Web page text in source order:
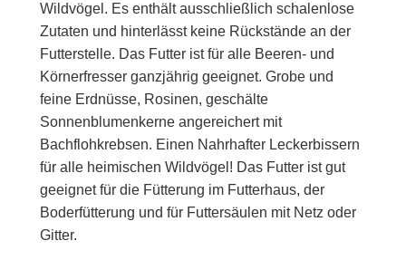
Wildvögel. Es enthält ausschließlich schalenlose
Zutaten und hinterlässt keine Rückstände an der
Futterstelle. Das Futter ist für alle Beeren- und
Körnerfresser ganzjährig geeignet. Grobe und
feine Erdnüsse, Rosinen, geschälte
Sonnenblumenkerne angereichert mit
Bachflohkrebsen. Einen Nahrhafter Leckerbissern
für alle heimischen Wildvögel! Das Futter ist gut
geeignet für die Fütterung im Futterhaus, der
Boderfütterung und für Futtersäulen mit Netz oder
Gitter.